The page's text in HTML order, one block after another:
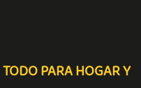
PARA HOGAR Y